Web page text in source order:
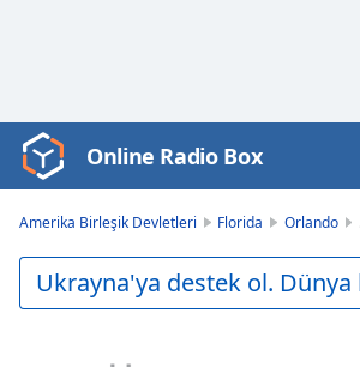
Video
Player
Play
Video
Online Radio Box
Amerika Birleşik Devletleri Florida Orlando
Ukrayna'ya destek ol. Dünya